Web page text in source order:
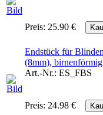
Preis: 25.90 €
Endstück für
(8mm),
Art.-Nr.: ES_FBS
Preis: 24.98 €